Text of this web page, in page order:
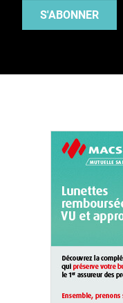
S'ABONNER